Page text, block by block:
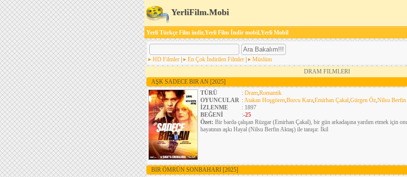
YerliFilm.Mobi
Yerli Türkçe Film indir,Yerli Film İndir mobil,Yerli Mobil
HD Filmler En Çok İndirilen Filmler
Müslüm
DRAM FILMLERI
AŞK SADECE BIR AN [2025]
TÜRÜ
: Dram,Romantik
OYUNCULAR :Atakan Hoşgören,Burcu Kara,Emirhan Çakal,Gürgen Öz,Nilsu Berfin
İZLENME
: 1897
BEĞENİ
:-25
Özet: Bir barda çalışan Rüzgar (Emirhan Çakal), bir gün arkadaşına yardım etmek için
hayatının aşkı Hayal (Nilsu Berfin Aktaş) ile tanışır. İkil
BIR ÖMRÜN SONBAHARI [2025]